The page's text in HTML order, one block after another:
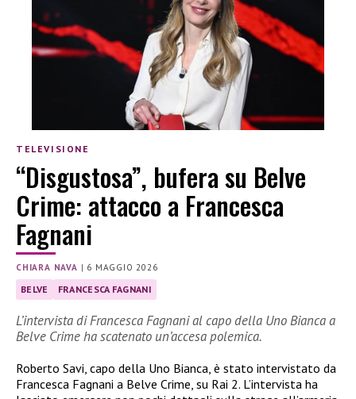
TELEVISIONE
“Disgustosa”, bufera su Belve
Crime: attacco a Francesca
Fagnani
CHIARA NAVA | 6 MAGGIO 2026
BELVE FRANCESCA FAGNANI
L’intervista di Francesca Fagnani al capo della Uno Bianca a
Belve Crime ha scatenato un’accesa polemica.
Roberto Savi, capo della Uno Bianca, è stato intervistato da
Francesca Fagnani a Belve Crime, su Rai 2. L’intervista ha